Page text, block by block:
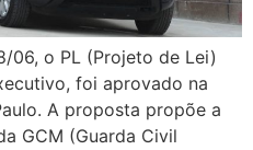
06, o PL (Projeto de Lei)
foi aprovado na
A proposta propõe a
GCM (Guarda Civil